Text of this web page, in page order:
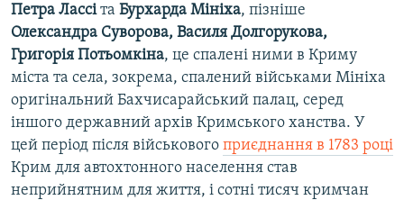
Петра Лассіта Бурхарда Мініха, пізніше
Олександра Суворова, Василя Долгорукова,
Григорія Потьомкіна, це спалені ними в Криму
міста та села, зокрема, спалений військами Мініха
оригінальний Бахчисарайський палац, серед
іншого державний архів Кримського ханства. У
цей період після військового приєднання в 1783 році
Крим для автохтонного населення став
неприйнятним для життя, і сотні тисяч кримчан